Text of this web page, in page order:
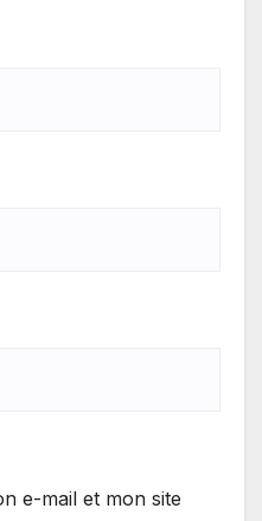
e-mail et mon site